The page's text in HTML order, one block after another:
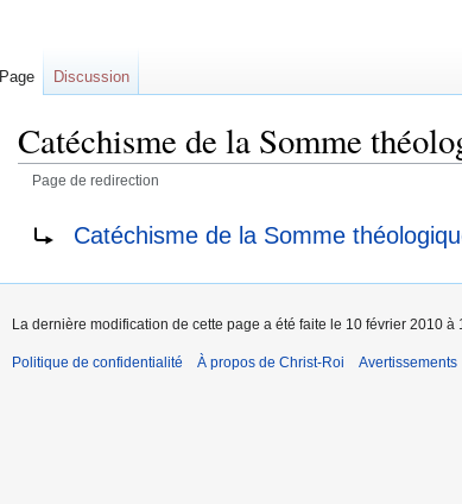
Catéchisme de la Somme
Page de redirection
Rediriger vers :Catéchisme de la Somme
Page Discussion
La dernière modification de cette page a été faite le 10 février 2010 à
Politique de confidentialité À propos de Christ-Roi Avertissements